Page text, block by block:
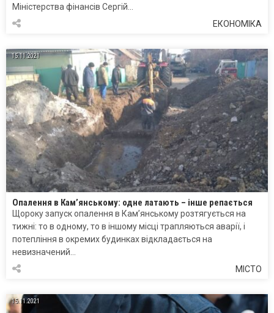
Міністерства фінансів Сергій…
ЕКОНОМІКА
15.11.2021
Опалення в Кам’янському: одне латають – інше репається
Щороку запуск опалення в Кам’янському розтягується на
тижні: то в одному, то в іншому місці трапляються аварії, і
потепління в окремих будинках відкладається на
невизначений…
МІСТО
15.11.2021